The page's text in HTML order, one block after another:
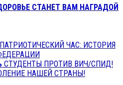
СТАНЕТ ВАМ НАГРАДОЙ
ПАТРИОТИЧЕСКИЙ ЧАС: ИСТОРИЯ
СТУДЕНТЫ ПРОТИВ ВИЧ/СПИД!
НАШЕЙ СТРАНЫ!